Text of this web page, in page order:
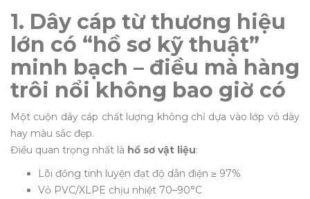
1. Dây cáp từ thương hiệu
lớn có “hồ sơ kỹ thuật”
minh bạch – điều mà hàng
trôi nổi không bao giờ có
Một cuộn dây cáp chất lượng không chỉ dựa vào lớp vỏ dày
hay màu sắc đẹp.
Điều quan trọng nhất là hồ sơ vật liệu:
Lõi đồng tinh luyện đạt độ dẫn điện ≥ 97%
Vỏ PVC/XLPE chịu nhiệt 70–90°C